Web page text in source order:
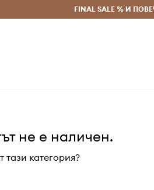
Безплатни доставка и връщане за поръчки
FINAL SALE % И
не е наличен.
категория?